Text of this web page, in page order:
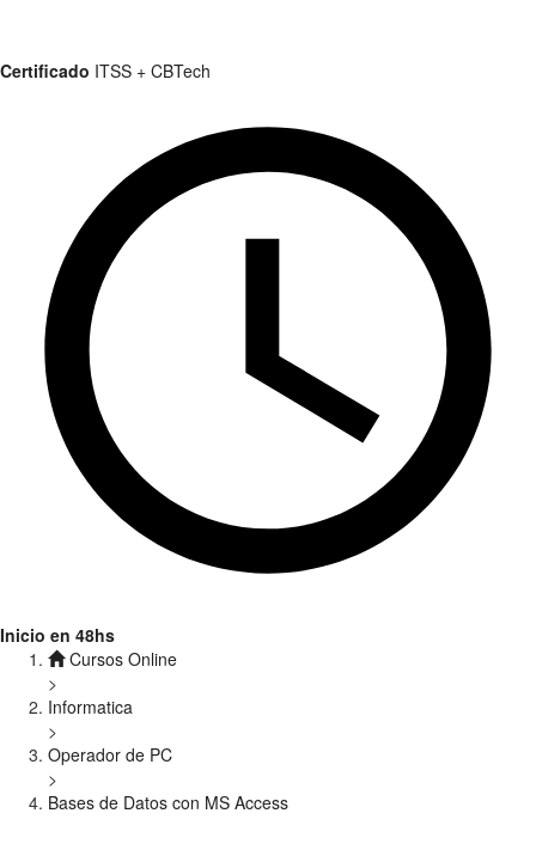
Certificado ITSS + CBTech
Inicio en 48hs
Cursos Online
>
Informatica
>
Operador de PC
>
Bases de Datos con MS Access